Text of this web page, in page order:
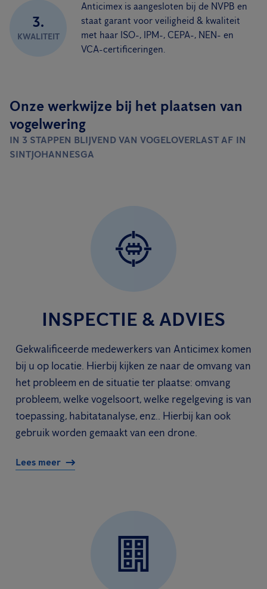
3.
KWALITEIT
Anticimex is aangesloten bij de NVPB en
staat garant voor veiligheid & kwaliteit
met haar ISO-, IPM-, CEPA-, NEN- en
VCA-certificeringen.
Onze werkwijze bij het plaatsen van
vogelwering
IN 3 STAPPEN BLIJVEND VAN VOGELOVERLAST AF IN
SINTJOHANNESGA
INSPECTIE & ADVIES
Gekwalificeerde medewerkers van Anticimex komen
bij u op locatie. Hierbij kijken ze naar de omvang van
het probleem en de situatie ter plaatse: omvang
probleem, welke vogelsoort, welke regelgeving is van
toepassing, habitatanalyse, enz.. Hierbij kan ook
gebruik worden gemaakt van een drone.
Lees meer